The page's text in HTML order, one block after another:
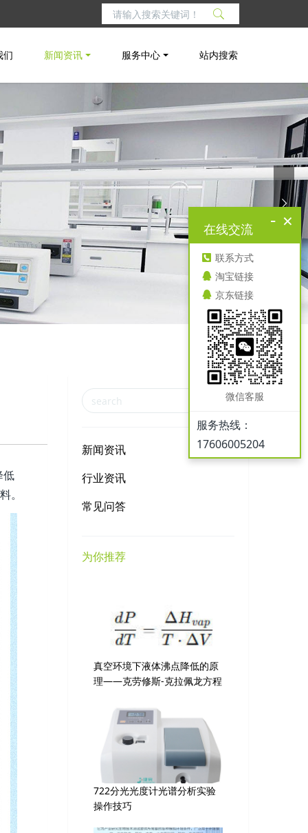
们 新闻资讯 服务中心 站内搜索
低
。
新闻资讯
行业资讯
常见问答
为你推荐
真空环境下液体沸点降低的原
理——克劳修斯-克拉佩龙方程
722分光光度计光谱分析实验
操作技巧
×
-
在线交流
联系方式
淘宝链接
京东链接
微信客服
服务热线：
17606005204